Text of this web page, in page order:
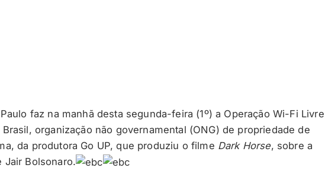
faz na manhã desta segunda-feira (1º) a Operação Wi-Fi Livre
organização não governamental (ONG) de propriedade de
da produtora Go UP, que produziu o filme Dark Horse, sobre a
Jair Bolsonaro.